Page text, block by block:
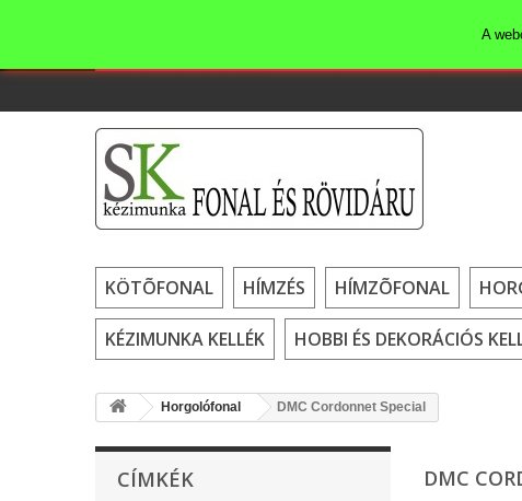
KÖTÕFONAL HÍMZÉS HÍMZÕFONAL
KÉZIMUNKA KELLÉK HOBBI ÉS DEKORÁCIÓS
Horgolófonal DMC Cordonnet Special
CÍMKÉK DMC
A